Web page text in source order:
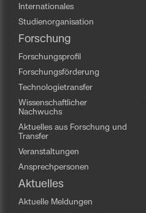
Internationales
Studienorganisation
Forschung
Forschungsprofil
Forschungsförderung
Technologietransfer
Wissenschaftlicher
Nachwuchs
Aktuelles aus Forschung und
Transfer
Veranstaltungen
Ansprechpersonen
Aktuelles
Aktuelle Meldungen